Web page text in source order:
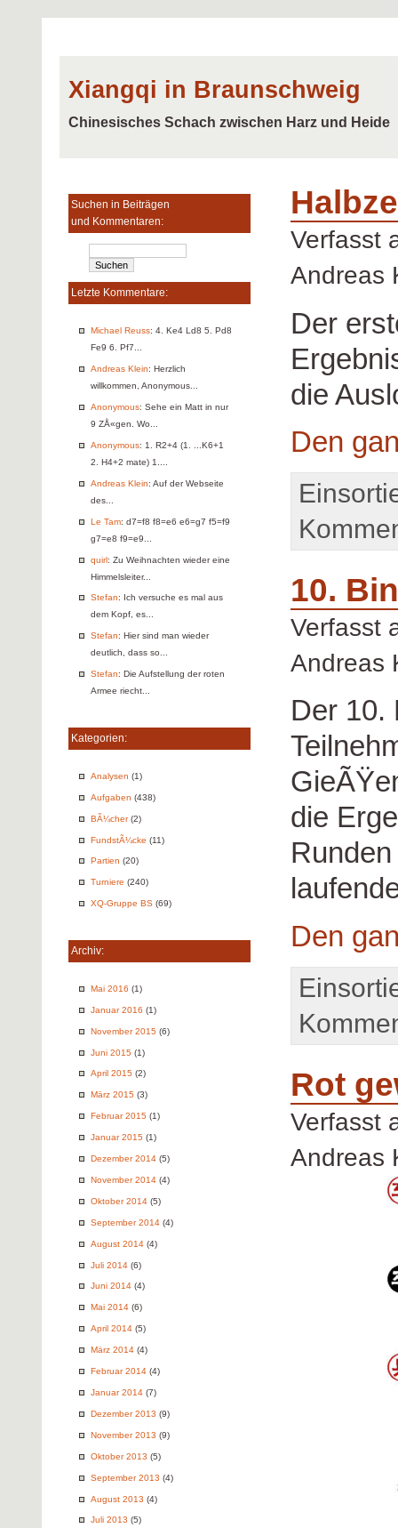
Xiangqi in Braunschweig
Chinesisches Schach zwischen Harz und Heide
Suchen in Beiträgen
und Kommentaren:
Letzte Kommentare:
Michael Reuss: 4. Ke4 Ld8 5. Pd8
Fe9 6. Pf7...
Andreas Klein: Herzlich
willkommen, Anonymous...
Anonymous: Sehe ein Matt in nur
9 ZÅ«gen. Wo...
Anonymous: 1. R2+4 (1. ...K6+1
2. H4+2 mate) 1....
Andreas Klein: Auf der Webseite
des...
Le Tam: d7=f8 f8=e6 e6=g7 f5=f9
g7=e8 f9=e9...
quirl: Zu Weihnachten wieder eine
Himmelsleiter...
Stefan: Ich versuche es mal aus
dem Kopf, es...
Stefan: Hier sind man wieder
deutlich, dass so...
Stefan: Die Aufstellung der roten
Armee riecht...
Kategorien:
Analysen (1)
Aufgaben (438)
BÃ¼cher(2)
FundstÃ¼cke (11)
Partien (20)
Turniere (240)
XQ-Gruppe BS (69)
Archiv:
Mai 2016 (1)
Januar 2016 (1)
November 2015 (6)
Juni 2015 (1)
April 2015 (2)
März 2015 (3)
Februar 2015 (1)
Januar 2015 (1)
Dezember 2014 (5)
November 2014 (4)
Oktober 2014 (5)
September 2014 (4)
August 2014 (4)
Juli 2014 (6)
Juni 2014 (4)
Mai 2014 (6)
April 2014 (5)
März 2014 (4)
Februar 2014 (4)
Januar 2014 (7)
Dezember 2013 (9)
November 2013 (9)
Oktober 2013 (5)
September 2013 (4)
August 2013 (4)
Juli 2013 (5)
Verfasst
Andreas
Der
die
Den
10.
Verfasst
Andreas
Der 10.
die
Den
Rot
Verfasst
Andreas